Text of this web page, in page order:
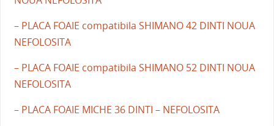
– PLACA FOAIE compatibila SHIMANO 42 DINTI NOUA
NEFOLOSITA
– PLACA FOAIE compatibila SHIMANO 52 DINTI NOUA
NEFOLOSITA
– PLACA FOAIE MICHE 36 DINTI – NEFOLOSITA